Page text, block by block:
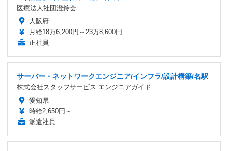
医療法人社団澄鈴会
大阪府
月給18万6,200円～23万8,600円
正社員
サーバー・ネットワークエンジニア/インフラ/設計構築/名駅
株式会社スタッフサービス エンジニアガイド
愛知県
時給2,650円～
派遣社員